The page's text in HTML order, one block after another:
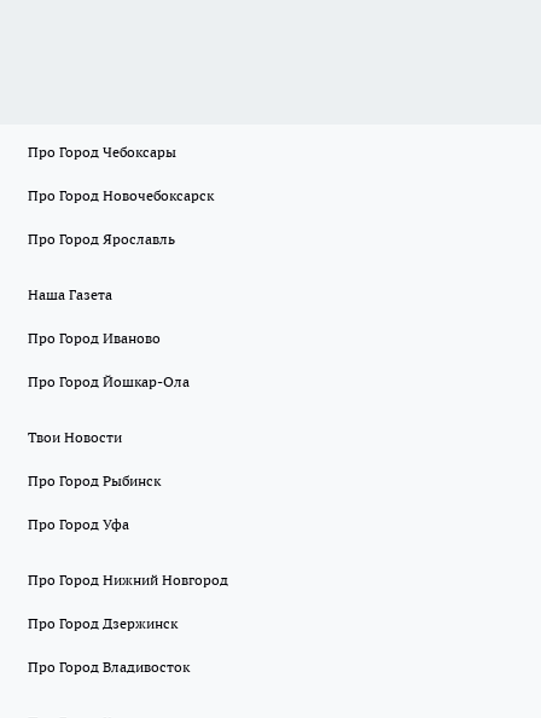
Про Город Чебоксары
Про Город Новочебоксарск
Про Город Ярославль
Наша Газета
Про Город Иваново
Про Город Йошкар-Ола
Твои Новости
Про Город Рыбинск
Про Город Уфа
Про Город Нижний Новгород
Про Город Дзержинск
Про Город Владивосток